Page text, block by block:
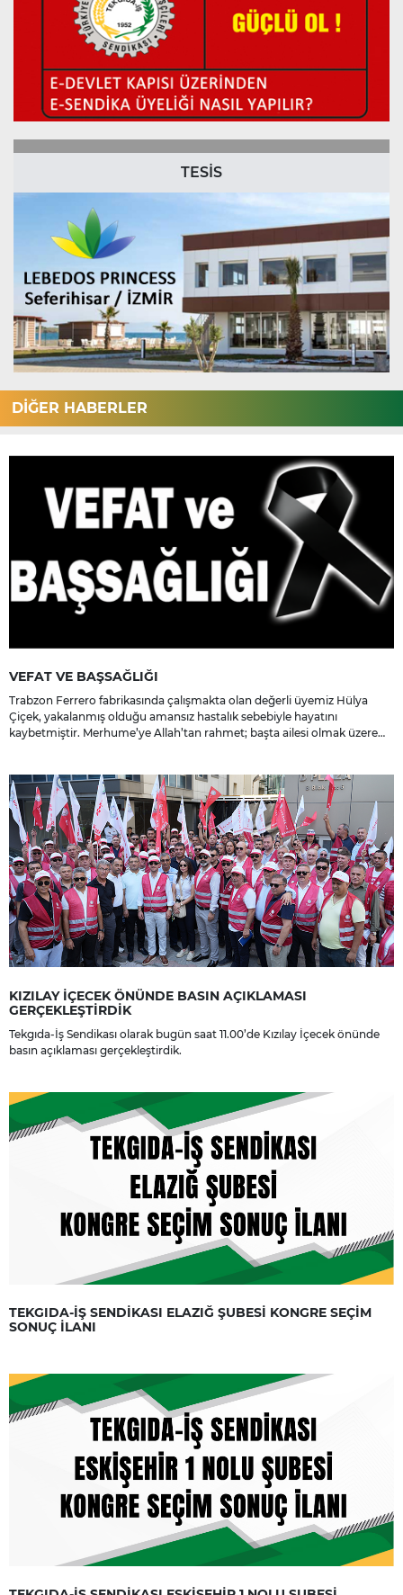
TESİS
DİĞER HABERLER
VEFAT VE BAŞSAĞLIĞI
Trabzon Ferrero fabrikasında çalışmakta olan değerli üyemiz Hülya
Çiçek, yakalanmış olduğu amansız hastalık sebebiyle hayatını
kaybetmiştir. Merhume’ye Allah’tan rahmet; başta ailesi olmak üzere
KIZILAY İÇECEK ÖNÜNDE BASIN AÇIKLAMASI
GERÇEKLEŞTİRDİK
Tekgıda-İş Sendikası olarak bugün saat 11.00’de Kızılay İçecek önünde
basın açıklaması gerçekleştirdik.
TEKGIDA-İŞ SENDİKASI ELAZIĞ ŞUBESİ KONGRE SEÇİM
SONUÇ İLANI